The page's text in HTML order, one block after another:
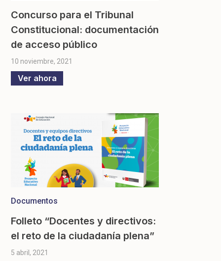
Concurso para el Tribunal
Constitucional: documentación
de acceso público
10 noviembre, 2021
Ver ahora
Documentos
Folleto “Docentes y directivos:
el reto de la ciudadanía plena”
5 abril, 2021